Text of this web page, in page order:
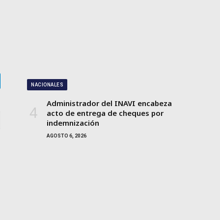
NACIONALES
Administrador del INAVI encabeza
acto de entrega de cheques por
indemnización
AGOSTO 6, 2026